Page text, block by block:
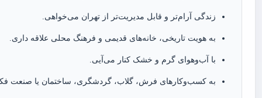
زندگی آرام‌تر و قابل مدیریت‌تر از تهران می‌خواهی.
به هویت تاریخی، خانه‌های قدیمی و فرهنگ محلی علاقه داری.
با آب‌وهوای گرم و خشک کنار می‌آیی.
به کسب‌وکارهای فرش، گلاب، گردشگری، ساختمان یا صنعت